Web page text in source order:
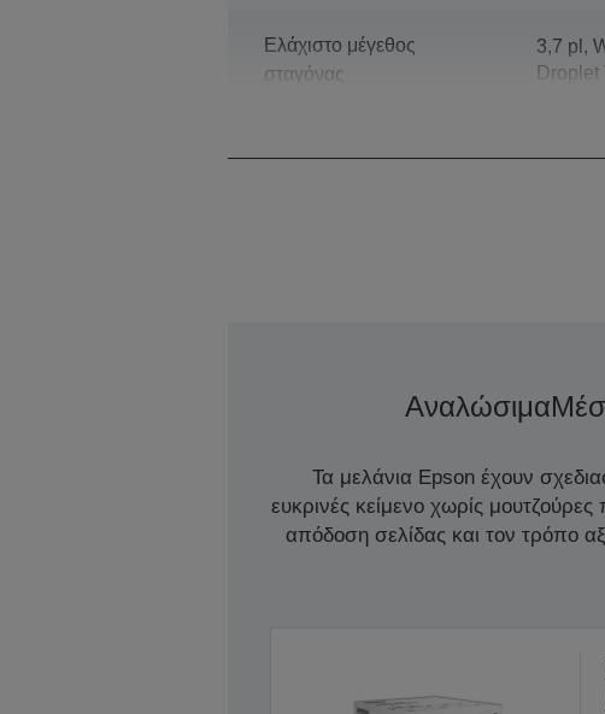
Ελάχιστο μέγεθος
σταγόνας
3,7 pl,
Droplet
Αναλώσιμα
Τα μελάνια Epson έχουν
ευκρινές κείμενο χωρίς
απόδοση σελίδας και τον τρόπο